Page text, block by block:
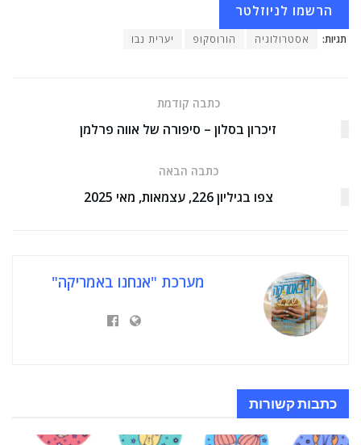
הרשמו לניוזלטר
תגיות: אסטרולוגיה הורוסקופ יערית נבו
כתבה קודמת
זיכרון בסלון – סיפורה של אווה פרלמן
כתבה הבאה
צפו בגיליון 226, עצמאות, מאי 2025
מערכת "אנחנו באמריקה"
כתבותקשורות